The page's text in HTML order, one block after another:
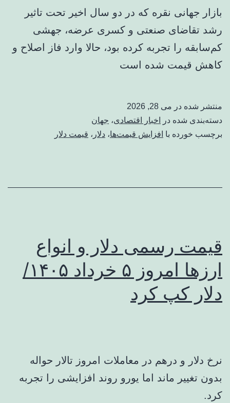
بازار جهانی نقره که در دو سال اخیر تحت تاثیر
رشد تقاضای صنعتی و کسری عرضه، جهشی
کم‌سابقه را تجربه کرده بود، حالا وارد فاز اصلاح و
کاهش قیمت شده است
منتشر شده در می 28, 2026
دسته‌بندی شده در
اخبار اقتصادی، جهان
برچسب خورده با افزایش قیمت‌ها، دلار ، قیمت دلار
قیمت رسمی دلار و انواع
ارزها امروز ۵ خرداد ۱۴۰۵/
دلار کپ کرد
نرخ دلار و درهم در معاملات امروز تالار حواله
بدون تغییر ماند اما یورو روند افزایشی را تجربه
کرد.